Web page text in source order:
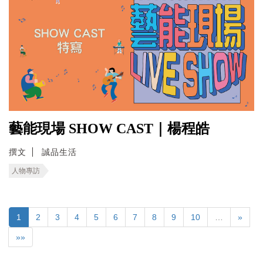
藝能現場 SHOW CAST｜楊程皓
撰文 誠品生活
人物專訪
1 2 3 4 5 6 7 8 9 10 »
»»